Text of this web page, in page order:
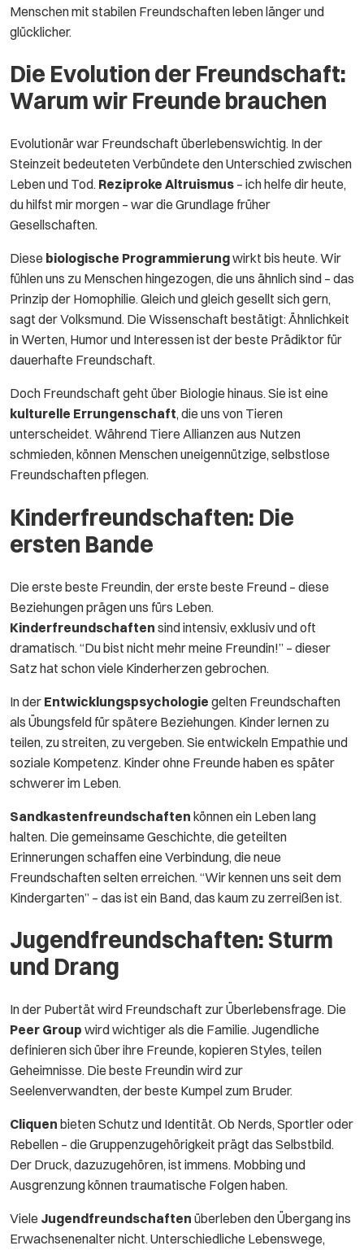
Menschen mit stabilen Freundschaften leben länger und
glücklicher.
Die Evolution der Freundschaft:
Warum wir Freunde brauchen
Evolutionär war Freundschaft überlebenswichtig. In der
Steinzeit bedeuteten Verbündete den Unterschied zwischen
Leben und Tod. Reziproke Altruismus – ich helfe dir heute,
du hilfst mir morgen – war die Grundlage früher
Gesellschaften.
Diese biologische Programmierungwirkt bis heute. Wir
fühlen uns zu Menschen hingezogen, die uns ähnlich sind – das
Prinzip der Homophilie. Gleich und gleich gesellt sich gern,
sagt der Volksmund. Die Wissenschaft bestätigt: Ähnlichkeit
in Werten, Humor und Interessen ist der beste Prädiktor für
dauerhafte Freundschaft.
Doch Freundschaft geht über Biologie hinaus. Sie ist eine
kulturelle Errungenschaft, die uns von Tieren
unterscheidet. Während Tiere Allianzen aus Nutzen
schmieden, können Menschen uneigennützige, selbstlose
Freundschaften pflegen.
Kinderfreundschaften: Die
ersten Bande
Die erste beste Freundin, der erste beste Freund – diese
Beziehungen prägen uns fürs Leben.
Kinderfreundschaften sind intensiv, exklusiv und oft
dramatisch. “Du bist nicht mehr meine Freundin!” – dieser
Satz hat schon viele Kinderherzen gebrochen.
In der Entwicklungspsychologie gelten Freundschaften
als Übungsfeld für spätere Beziehungen. Kinder lernen zu
teilen, zu streiten, zu vergeben. Sie entwickeln Empathie und
soziale Kompetenz. Kinder ohne Freunde haben es später
schwerer im Leben.
Sandkastenfreundschaften können ein Leben lang
halten. Die gemeinsame Geschichte, die geteilten
Erinnerungen schaffen eine Verbindung, die neue
Freundschaften selten erreichen. “Wir kennen uns seit dem
Kindergarten” – das ist ein Band, das kaum zu zerreißen ist.
Jugendfreundschaften: Sturm
und Drang
In der Pubertät wird Freundschaft zur Überlebensfrage. Die
Peer Group wird wichtiger als die Familie. Jugendliche
definieren sich über ihre Freunde, kopieren Styles, teilen
Geheimnisse. Die beste Freundin wird zur
Seelenverwandten, der beste Kumpel zum Bruder.
Cliquen bieten Schutz und Identität. Ob Nerds, Sportler oder
Rebellen – die Gruppenzugehörigkeit prägt das Selbstbild.
Der Druck, dazuzugehören, ist immens. Mobbing und
Ausgrenzung können traumatische Folgen haben.
Viele Jugendfreundschaften überleben den Übergang ins
Erwachsenenalter nicht. Unterschiedliche Lebenswege,